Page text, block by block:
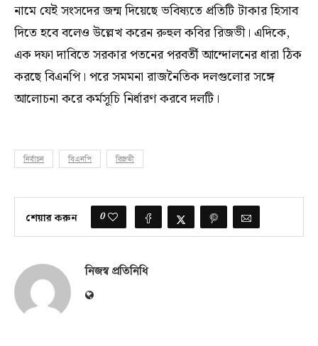
নামে যেই সংসদের জন্ম দিয়েছে ভবিষ্যতে প্রতিটি টাকার হিসাব
দিতে হবে বলেও উল্লেখ করেন রুহুল কবির রিজভী। এদিকে,
এক দফা দাবিতে সরকার পতনের পরবর্তী আন্দোলনের ধারা ঠিক
করছে বিএনপি। পরে সমমনা রাজনৈতিক দলগুলোর সঙ্গে
আলোচনা করে কর্মসূচি নির্ধারণ করবে দলটি।
নির্বাচন বিএনপি রিজভী
শেয়ার করুন 0
নিজস্ব প্রতিনিধি